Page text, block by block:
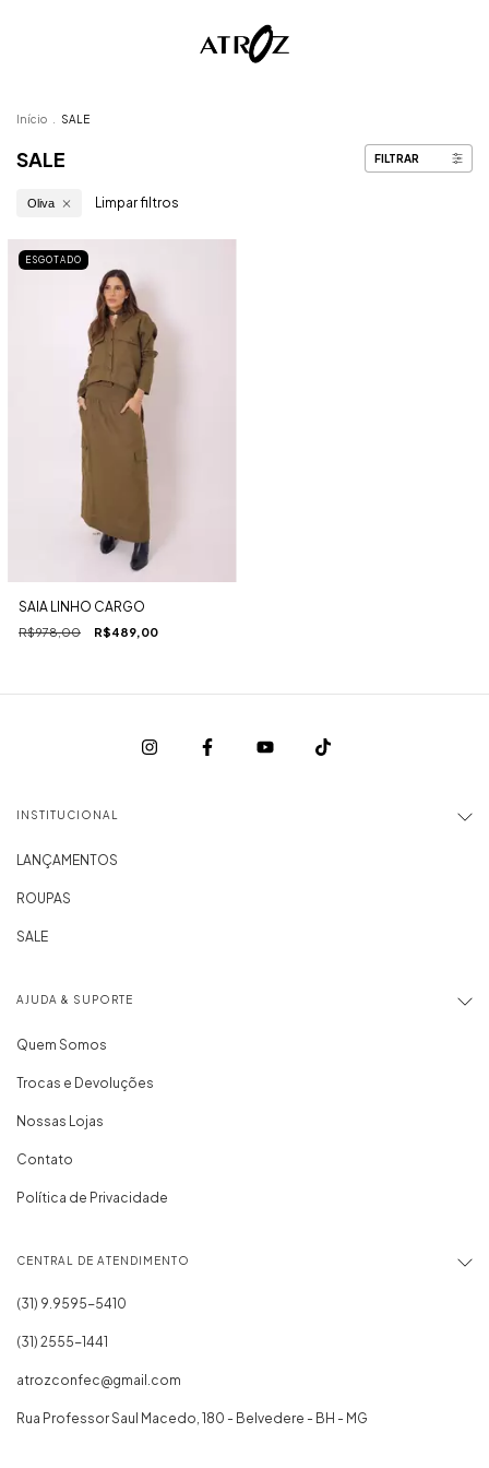
Início SALE
SALE FILTRAR
Oliva Limpar filtros
ESGOTADO
SAIA LINHO CARGO
R$978,00 R$489,00
INSTITUCIONAL
LANÇAMENTOS
ROUPAS
SALE
AJUDA & SUPORTE
Quem Somos
Trocas e Devoluções
Nossas Lojas
Contato
Política de Privacidade
CENTRAL DE ATENDIMENTO
(31) 2555-1441
atrozconfec@gmail.com
Rua Professor Saul Macedo, 180 - Belvedere - BH - MG